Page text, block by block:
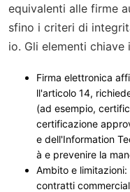
equivalenti alle firme
sfino i criteri di
io. Gli elementi chiave
Firma elettronica
ll'articolo 14,
(ad esempio,
certificazione
e dell'Information
à e prevenire la
Ambito e limitazioni:
contratti